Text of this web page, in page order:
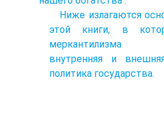
Ниже излагаются
этой книги, в
меркантилизма
внутренняя и
политика государства.